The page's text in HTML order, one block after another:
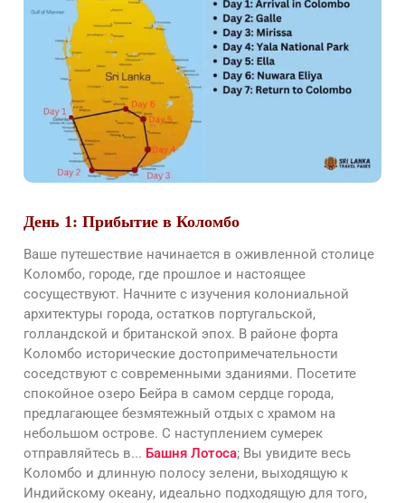
День 1: Прибытие в Коломбо
Ваше путешествие начинается в оживленной столице
Коломбо, городе, где прошлое и настоящее
сосуществуют. Начните с изучения колониальной
архитектуры города, остатков португальской,
голландской и британской эпох. В районе форта
Коломбо исторические достопримечательности
соседствуют с современными зданиями. Посетите
спокойное озеро Бейра в самом сердце города,
предлагающее безмятежный отдых с храмом на
небольшом острове. С наступлением сумерек
отправляйтесь в... Башня Лотоса; Вы увидите весь
Коломбо и длинную полосу зелени, выходящую к
Индийскому океану, идеально подходящую для того,